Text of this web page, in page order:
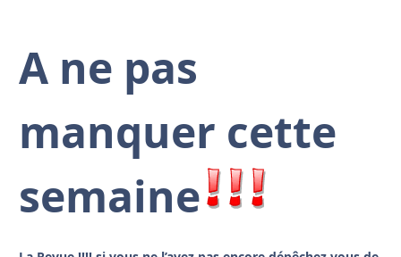
A ne pas
manquer cette
semaine